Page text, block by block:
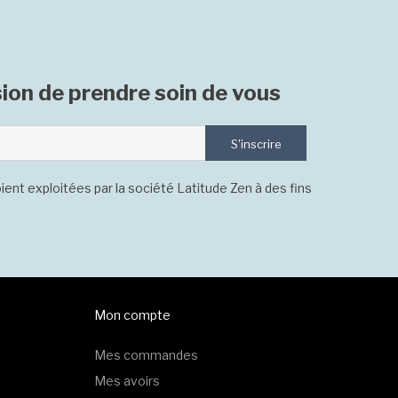
de prendre soin de vous
S'inscrire
exploitées par la société Latitude Zen à des fins
Mon compte
Mes commandes
Mes avoirs